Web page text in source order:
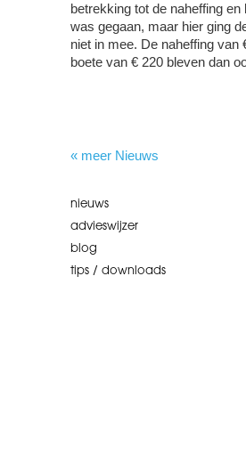
betrekking tot de naheffing en
was gegaan, maar hier ging
niet in mee. De naheffing van
boete van € 220 bleven dan
« meer Nieuws
nieuws
advieswijzer
blog
tips / downloads